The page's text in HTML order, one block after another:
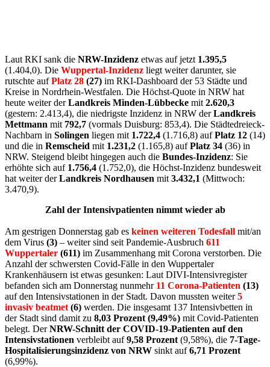
Laut RKI sank die NRW-Inzidenz etwas auf jetzt 1.395,5
(1.404,0). Die Wuppertal-Inzidenz liegt weiter darunter, sie
rutschte aufPlatz 28 (27) im RKI-Dashboard der 53 Städte und
Kreise in Nordrhein-Westfalen. Die Höchst-Quote in NRW hat
heute weiter derLandkreis Minden-Lübbecke mit 2.620,3
(gestern: 2.413,4), die niedrigste Inzidenz in NRW derLandkreis
Mettmann mit 792,7 (vormals Duisburg: 853,4). Die Städtedreieck-
Nachbarn in Solingen liegen mit 1.722,4 (1.716,8) aufPlatz 12 (14)
und die in Remscheid mit 1.231,2 (1.165,8) aufPlatz 34 (36) in
NRW. Steigend bleibt hingegen auch die Bundes-Inzidenz: Sie
erhöhte sich auf 1.756,4 (1.752,0), die Höchst-Inzidenz bundesweit
hat weiter derLandkreis Nordhausen mit 3.432,1 (Mittwoch:
3.470,9).
Zahl der Intensivpatienten nimmt wieder ab
Am gestrigen Donnerstag gab es keinen weiteren Todesfall mit/an
dem Virus (3) – weiter sind seit Pandemie-Ausbruch 611
Wuppertaler (611) im Zusammenhang mit Corona verstorben. Die
Anzahl der schwersten Covid-Fälle in den Wuppertaler
Krankenhäusern ist etwas gesunken: Laut DIVI-Intensivregister
befanden sich am Donnerstag nunmehr 11 Corona-Patienten (13)
auf den Intensivstationen in der Stadt. Davon mussten weiter5
invasiv beatmet (6) werden. Die insgesamt 137 Intensivbetten in
der Stadt sind damit zu 8,03 Prozent (9,49%) mit Covid-Patienten
belegt. DerNRW-Schnitt der COVID-19-Patienten auf den
Intensivstationen verbleibt auf9,58 Prozent (9,58%), die 7-Tage-
Hospitalisierungsinzidenz von NRW sinkt auf6,71 Prozent
(6,99%).